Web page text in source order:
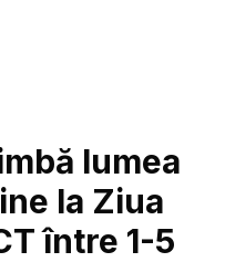
lumea
la Ziua
între 1-5